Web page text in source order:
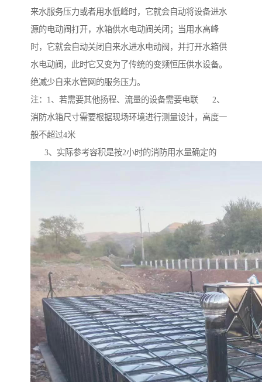
来水服务压力或者用水低峰时，它就会自动将设备进水
源的电动阀打开，水箱供水电动阀关闭；当用水高峰
时，它就会自动关闭自来水进水电动阀，并打开水箱供
水电动阀，此时它又变为了传统的变频恒压供水设备。
绝减少自来水管网的服务压力。
注：1、若需要其他扬程、流量的设备需要电联 2、
消防水箱尺寸需要根据现场环境进行测量设计，高度一
般不超过4米
3、实际参考容积是按2小时的消防用水量确定的